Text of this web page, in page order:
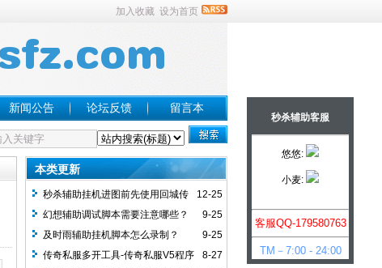
加入收藏 设为首页
新闻公告 论坛反馈 留言本
本类更新
12-25
秒杀辅助挂机进图前先使用回城传
送石说明
9-25
幻想辅助调试脚本需要注意哪些？
9-25
及时雨辅助挂机脚本怎么录制？
8-27
传奇私服多开工具-传奇私服V5程序
秒杀辅助客服
悠悠:
小麦:
客服QQ-179580763
TM－7:00 - 24:00